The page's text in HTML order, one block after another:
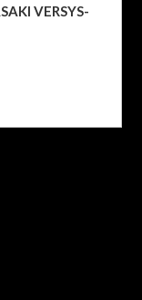
VERSYS-